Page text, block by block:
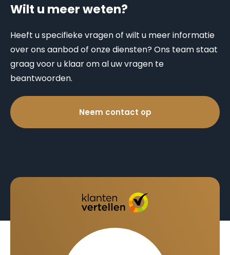
Wilt u meer weten?
Heeft u specifieke vragen of wilt u meer informatie
over ons aanbod of onze diensten? Ons team staat
graag voor u klaar om al uw vragen te
beantwoorden.
Neem contact op